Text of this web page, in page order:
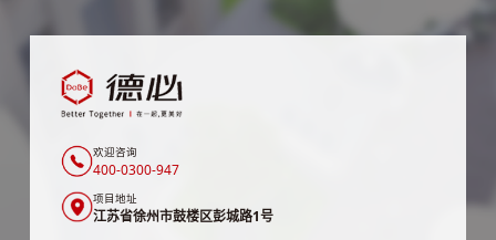
欢迎咨询
400-0300-947
项目地址
江苏省徐州市鼓楼区彭城路1号